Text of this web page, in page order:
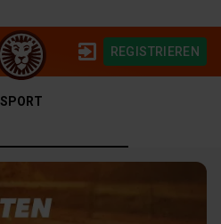
REGISTRIEREN
SPORT